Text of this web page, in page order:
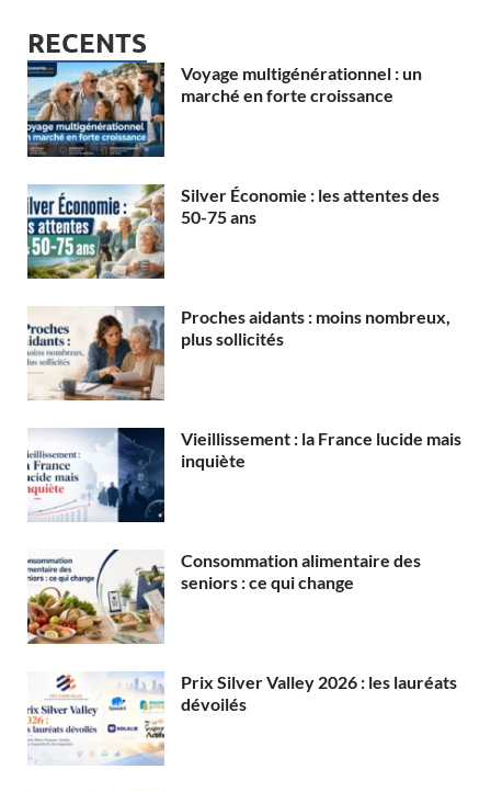
RECENTS
Voyage multigénérationnel : un
marché en forte croissance
Silver Économie : les attentes des
50-75 ans
Proches aidants : moins nombreux,
plus sollicités
Vieillissement : la France lucide mais
inquiète
Consommation alimentaire des
seniors : ce qui change
Prix Silver Valley 2026 : les lauréats
dévoilés